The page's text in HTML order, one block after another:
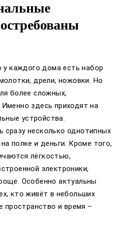
у каждого дома есть набор
дрели, ножовки. Но
более сложных,
здесь приходят на
устройства.
несколько однотипных
полке и деньги. Кроме того,
лёгкостью,
электроники,
Особенно актуальны
кто живёт в небольших
пространство и время –